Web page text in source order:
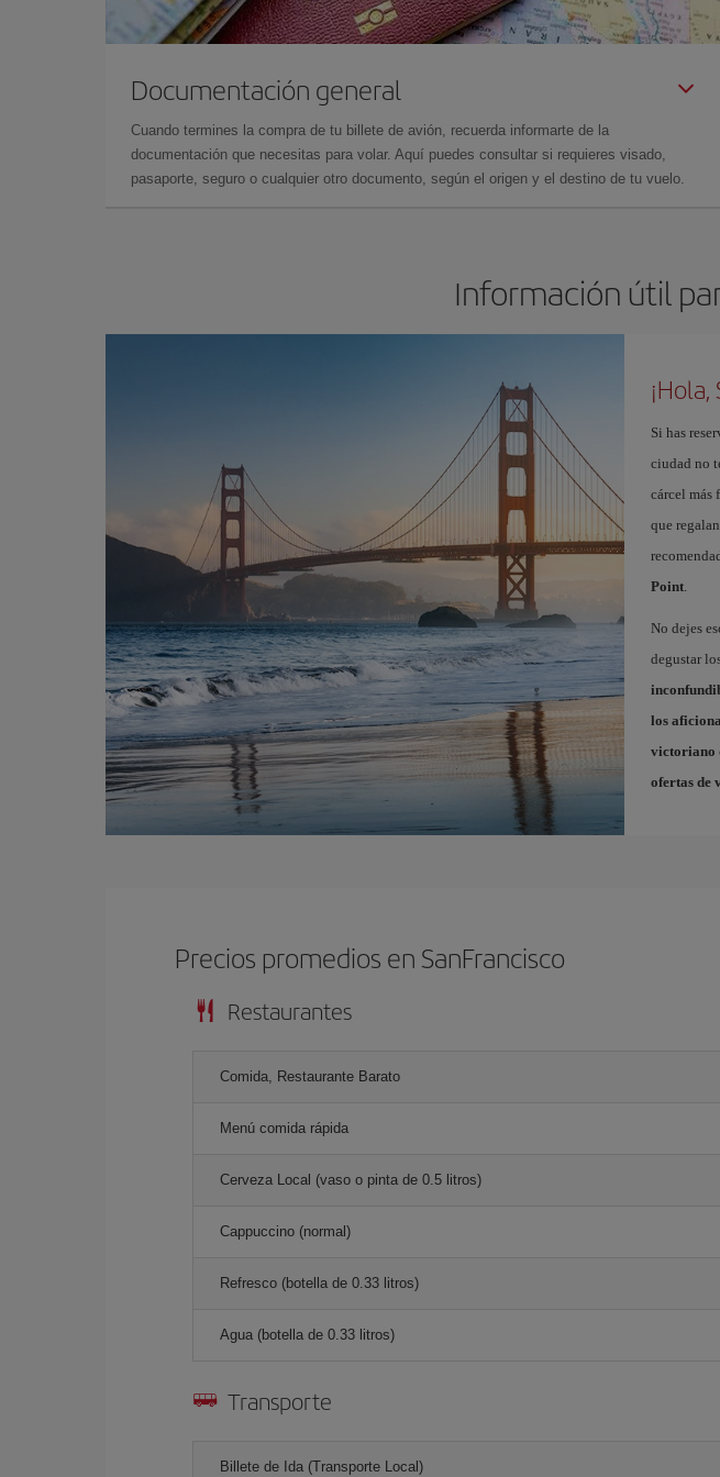
Documentación general
Cuando termines la compra de tu billete de avión, recuerda informarte de la
documentación que necesitas para volar. Aquí puedes consultar si requieres visado,
pasaporte, seguro o cualquier otro documento, según el origen y el destino de tu vuelo.
Información útil
Si has
ciudad no
cárcel más
que
Point.
No dejes
degustar
los
victoriano
ofertas de
Precios promedios en SanFrancisco
Restaurantes
Comida, Restaurante Barato
Menú comida rápida
Cerveza Local (vaso o pinta de 0.5 litros)
Cappuccino (normal)
Refresco (botella de 0.33 litros)
Agua (botella de 0.33 litros)
Transporte
Billete de Ida (Transporte Local)